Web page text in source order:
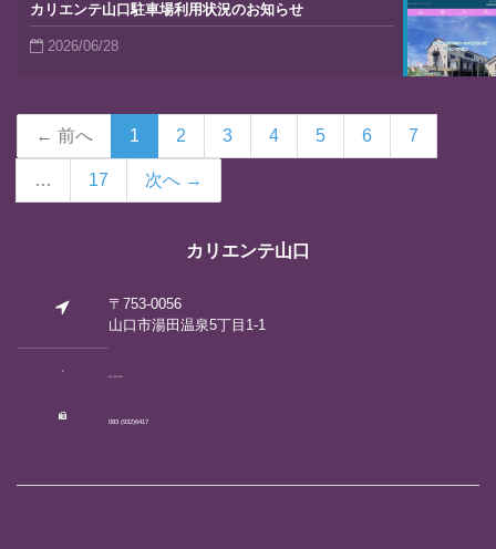
カリエンテ山口駐車場利用状況のお知らせ
2026/06/28
← 前へ 1 2 3 4 5 6 7
… 17 次へ →
カリエンテ山口
〒753-0056
山口市湯田温泉5丁目1-1
083 (932)6417